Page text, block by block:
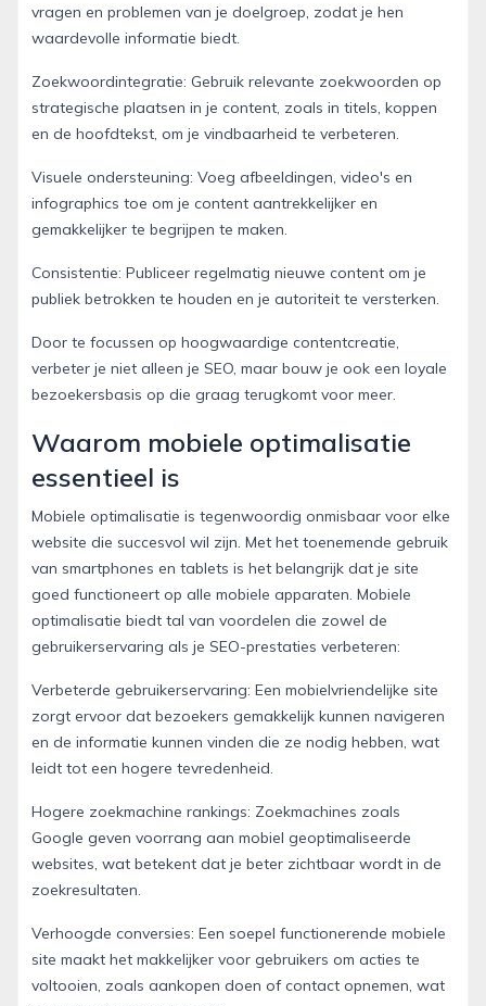
vragen en problemen van je doelgroep, zodat je hen
waardevolle informatie biedt.
Zoekwoordintegratie: Gebruik relevante zoekwoorden op
strategische plaatsen in je content, zoals in titels, koppen
en de hoofdtekst, om je vindbaarheid te verbeteren.
Visuele ondersteuning: Voeg afbeeldingen, video's en
infographics toe om je content aantrekkelijker en
gemakkelijker te begrijpen te maken.
Consistentie: Publiceer regelmatig nieuwe content om je
publiek betrokken te houden en je autoriteit te versterken.
Door te focussen op hoogwaardige contentcreatie,
verbeter je niet alleen je SEO, maar bouw je ook een loyale
bezoekersbasis op die graag terugkomt voor meer.
Waarom mobiele optimalisatie
essentieel is
Mobiele optimalisatie is tegenwoordig onmisbaar voor elke
website die succesvol wil zijn. Met het toenemende gebruik
van smartphones en tablets is het belangrijk dat je site
goed functioneert op alle mobiele apparaten. Mobiele
optimalisatie biedt tal van voordelen die zowel de
gebruikerservaring als je SEO-prestaties verbeteren:
Verbeterde gebruikerservaring: Een mobielvriendelijke site
zorgt ervoor dat bezoekers gemakkelijk kunnen navigeren
en de informatie kunnen vinden die ze nodig hebben, wat
leidt tot een hogere tevredenheid.
Hogere zoekmachine rankings: Zoekmachines zoals
Google geven voorrang aan mobiel geoptimaliseerde
websites, wat betekent dat je beter zichtbaar wordt in de
zoekresultaten.
Verhoogde conversies: Een soepel functionerende mobiele
site maakt het makkelijker voor gebruikers om acties te
voltooien, zoals aankopen doen of contact opnemen, wat